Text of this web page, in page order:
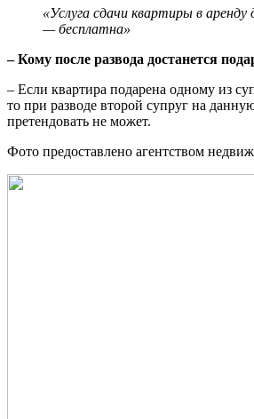
«Услуга сдачи квартиры в аренду
— бесплатна»
– Кому после развода достанется
– Если квартира подарена одному из
то при разводе второй супруг на
претендовать не может.
Фото предоставлено агентством